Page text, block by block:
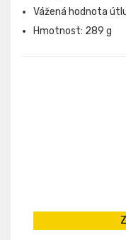
Vážená hodnota
Hmotnost: 289 g